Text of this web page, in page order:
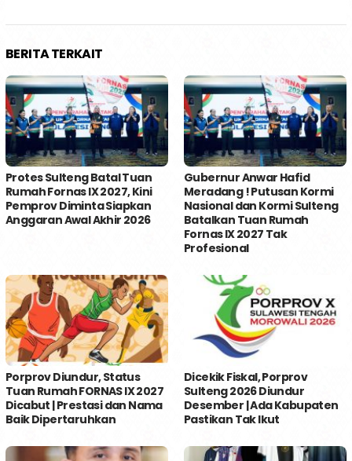
BERITA TERKAIT
Protes Sulteng Batal Tuan
Rumah Fornas IX 2027, Kini
Pemprov Diminta Siapkan
Anggaran Awal Akhir 2026
Gubernur Anwar Hafid
Meradang ! Putusan Kormi
Nasional dan Kormi Sulteng
Batalkan Tuan Rumah
Fornas IX 2027 Tak
Profesional
Porprov Diundur, Status
Tuan Rumah FORNAS IX 2027
Dicabut | Prestasi dan Nama
Baik Dipertaruhkan
Dicekik Fiskal, Porprov
Sulteng 2026 Diundur
Desember | Ada Kabupaten
Pastikan Tak Ikut